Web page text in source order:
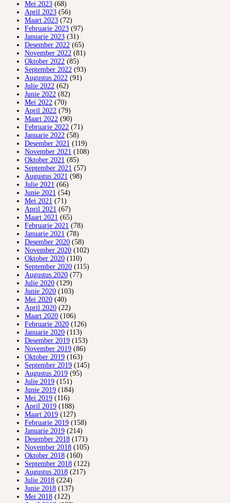
Mei 2023 (68)
April 2023 (56)
Maart 2023 (72)
Februarie 2023 (97)
Januarie 2023 (31)
Desember 2022 (65)
November 2022 (81)
Oktober 2022 (85)
September 2022 (93)
Augustus 2022 (91)
Julie 2022 (62)
Junie 2022 (82)
Mei 2022 (70)
April 2022 (79)
Maart 2022 (90)
Februarie 2022 (71)
Januarie 2022 (58)
Desember 2021 (119)
November 2021 (108)
Oktober 2021 (85)
September 2021 (57)
Augustus 2021 (98)
Julie 2021 (66)
Junie 2021 (54)
Mei 2021 (71)
April 2021 (67)
Maart 2021 (65)
Februarie 2021 (78)
Januarie 2021 (78)
Desember 2020 (58)
November 2020 (102)
Oktober 2020 (110)
September 2020 (115)
Augustus 2020 (77)
Julie 2020 (129)
Junie 2020 (103)
Mei 2020 (40)
April 2020 (22)
Maart 2020 (106)
Februarie 2020 (126)
Januarie 2020 (113)
Desember 2019 (153)
November 2019 (86)
Oktober 2019 (163)
September 2019 (145)
Augustus 2019 (95)
Julie 2019 (151)
Junie 2019 (184)
Mei 2019 (116)
April 2019 (188)
Maart 2019 (127)
Februarie 2019 (158)
Januarie 2019 (214)
Desember 2018 (171)
November 2018 (105)
Oktober 2018 (160)
September 2018 (122)
Augustus 2018 (217)
Julie 2018 (224)
Junie 2018 (137)
Mei 2018 (122)